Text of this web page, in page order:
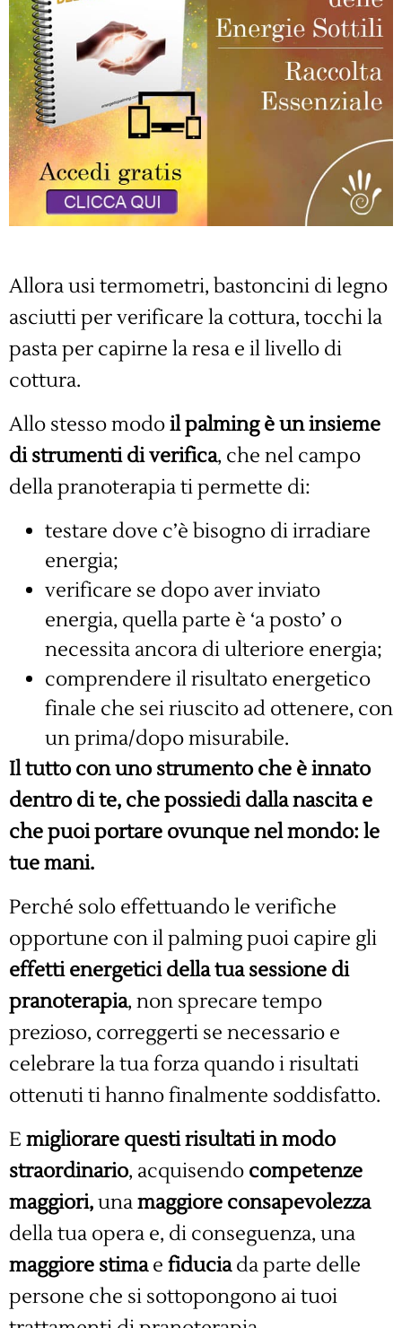
Allora usi termometri, bastoncini di legno
asciutti per verificare la cottura, tocchi la
pasta per capirne la resa e il livello di
cottura.
Allo stesso modoil palming è un insieme
di strumenti di verifica, che nel campo
della pranoterapia ti permette di:
testare dove c’è bisogno di irradiare
energia;
verificare se dopo aver inviato
energia, quella parte è ‘a posto’ o
necessita ancora di ulteriore energia;
comprendere il risultato energetico
finale che sei riuscito ad ottenere, con
un prima/dopo misurabile.
Il tutto con uno strumento che è innato
dentro di te, che possiedi dalla nascita e
che puoi portare ovunque nel mondo: le
tue mani.
Perché solo effettuando le verifiche
opportune con il palming puoi capire gli
effetti energetici della tua sessione di
pranoterapia, non sprecare tempo
prezioso, correggerti se necessario e
celebrare la tua forza quando i risultati
ottenuti ti hanno finalmente soddisfatto.
E migliorare questi risultati in modo
straordinario, acquisendo competenze
maggiori,unamaggiore consapevolezza
della tua opera e, di conseguenza, una
maggiore stimae fiduciada parte delle
persone che si sottopongono ai tuoi